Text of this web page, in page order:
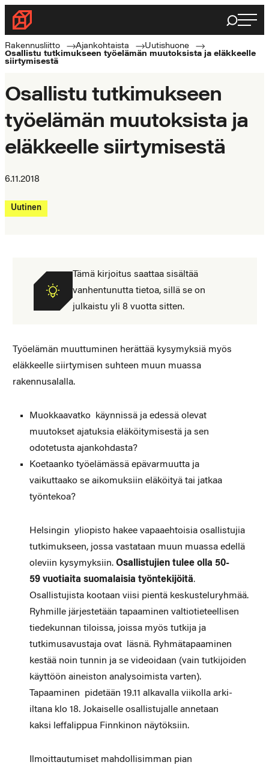
Siirry
suoraan
sisältöön
Rakennusliitto
Rakennusalan
ammattilaisten
Haku
Rakennusliitto Ajankohtaista
Uutishuone
Osallistu tutkimukseen työelämän muutoksista ja eläkkeelle
siirtymisestä
Osallistu tutkimukseen
työelämän muutoksista ja
eläkkeelle siirtymisestä
6.11.2018
Uutinen
Tämä kirjoitus saattaa sisältää
vanhentunutta tietoa, sillä se on
julkaistu yli 8 vuotta sitten.
Työelämän muuttuminen herättää kysymyksiä myös
eläkkeelle siirtymisen suhteen muun muassa
rakennusalalla.
Muokkaavatko käynnissä ja edessä olevat
muutokset ajatuksia eläköitymisestä ja sen
odotetusta ajankohdasta?
Koetaanko työelämässä epävarmuutta ja
vaikuttaako se aikomuksiin eläköityä tai jatkaa
työntekoa?
Helsingin yliopisto hakee vapaaehtoisia osallistujia
tutkimukseen, jossa vastataan muun muassa edellä
oleviin kysymyksiin. Osallistujien tulee olla 50-
59 vuotiaita suomalaisia työntekijöitä.
Osallistujista kootaan viisi pientä keskusteluryhmää.
Ryhmille järjestetään tapaaminen valtiotieteellisen
tiedekunnan tiloissa, joissa myös tutkija ja
tutkimusavustaja ovat läsnä. Ryhmätapaaminen
kestää noin tunnin ja se videoidaan (vain tutkijoiden
käyttöön aineiston analysoimista varten).
Tapaaminen pidetään 19.11 alkavalla viikolla arki-
iltana klo 18. Jokaiselle osallistujalle annetaan
kaksi leffalippua Finnkinon näytöksiin.
Ilmoittautumiset mahdollisimman pian